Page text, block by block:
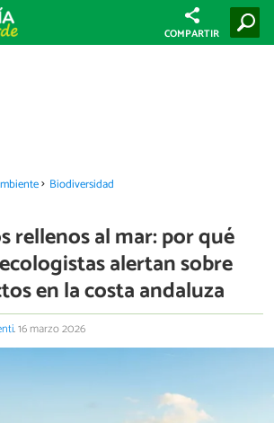
COMPARTIR
Biodiversidad
rellenos al mar: por qué
alertan sobre
en la costa andaluza
.16 marzo 2026